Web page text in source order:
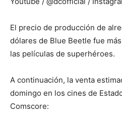
El precio de producción de
dólares de Blue Beetle fue
las películas de superhéroes.
A continuación, la venta
domingo en los cines de
Comscore: